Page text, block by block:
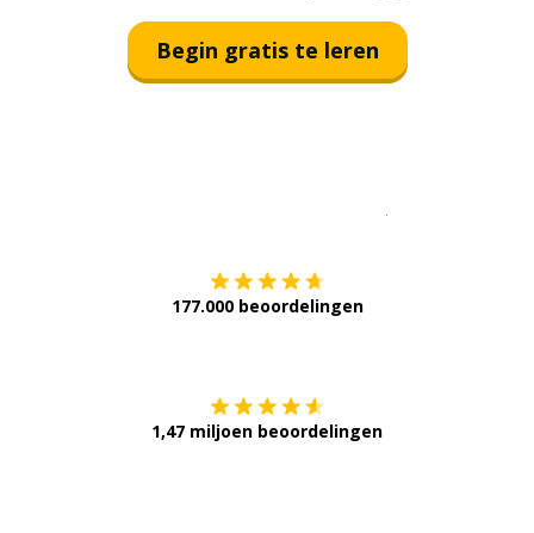
Begin gratis te leren
177.000 beoordelingen
1,47 miljoen beoordelingen